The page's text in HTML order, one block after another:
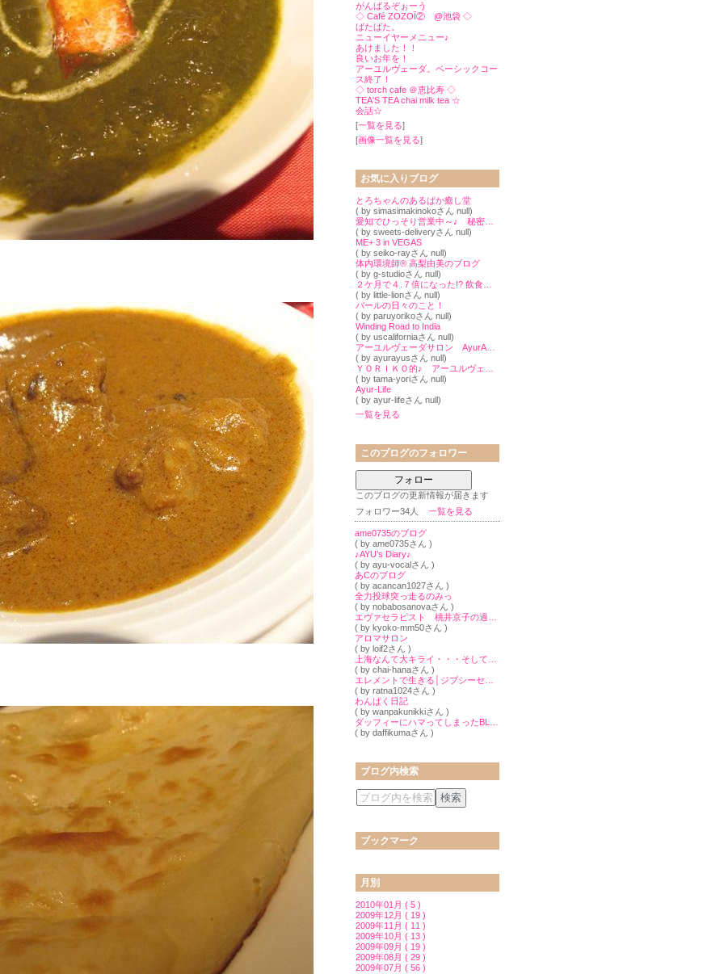
がんばるぞぉーう
◇ Café ZOZOÏ② @池袋 ◇
ばたばた。
ニューイヤーメニュー♪
あけました！！
良いお年を！
アーユルヴェーダ。ベーシックコー
ス終了！
◇ torch cafe ＠恵比寿 ◇
TEA'S TEA chai milk tea ☆
会話☆
[一覧を見る]
[画像一覧を見る]
お気に入りブログ
とろちゃんのあるぱか癒し堂
( by simasimakinokoさん null)
( by sweets-deliveryさん null)
ME+ 3 in VEGAS
( by seiko-rayさん null)
体内環境師® 高梨由美のブログ
( by g-studioさん null)
( by little-lionさん null)
パールの日々のこと！
( by paruyorikoさん null)
Winding Road to India
( by uscaliforniaさん null)
( by ayurayusさん null)
( by tama-yoriさん null)
Ayur-Life
( by ayur-lifeさん null)
一覧を見る
このブログのフォロワー
フォロー
このブログの更新情報が届きます
フォロワー34人
一覧を見る
ame0735のブログ
( by ame0735さん )
♪AYU’s Diary♪
( by ayu-vocalさん )
あCのブログ
( by acancan1027さん )
全力投球突っ走るのみっ
( by nobabosanovaさん )
( by kyoko-mm50さん )
アロマサロン
( by loif2さん )
( by chai-hanaさん )
( by ratna1024さん )
わんぱく日記
( by wanpakunikkiさん )
( by daffikumaさん )
ブログ内検索
ブックマーク
月別
2010年01月 ( 5 )
2009年12月 ( 19 )
2009年11月 ( 11 )
2009年10月 ( 13 )
2009年09月 ( 19 )
2009年08月 ( 29 )
2009年07月 ( 56 )